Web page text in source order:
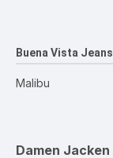
Buena Vista Jeans
Malibu
Damen Jacken